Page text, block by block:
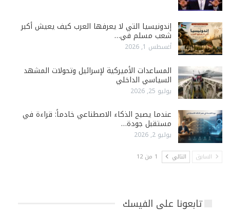
إندونيسيا التي لا يعرفها العرب كيف يعيش أكبر
شعب مسلم في…
أغسطس 1, 2026
المساعدات الأميركية لإسرائيل وتحولات المشهد
السياسي الداخلي
يوليو 25, 2026
عندما يصبح الذكاء الاصطناعي خادماً: قراءة في
مستقبل جودة…
يوليو 2, 2026
السابق التالي 1 من 12
تابعونا على الفيسك